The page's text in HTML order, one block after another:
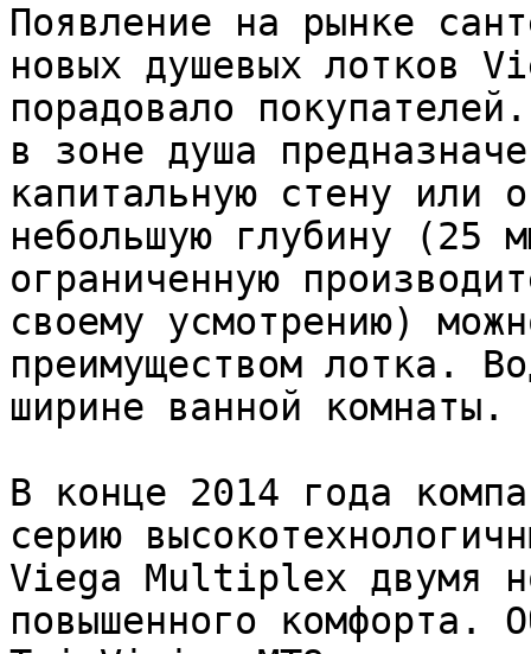
Появление на рынке
новых душевых лотков
порадовало
в зоне душа
капитальную стену или
небольшую глубину (25
ограниченную
своему усмотрению)
преимуществом лотка.
ширине ванной комнаты.
В конце 2014 года
серию
Viega Multiplex двумя
повышенного комфорта.